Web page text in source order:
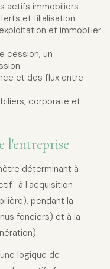
actifs immobiliers
et filialisation
et immobilier
cession, un
et des flux entre
corporate et
l'entreprise
déterminant à
: à l'acquisition
pendant la
fonciers) et à la
logique de